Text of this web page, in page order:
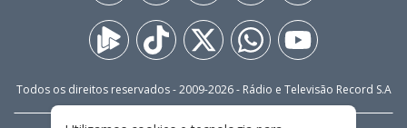
Todos os direitos reservados - 2009-2026- Rádio e Televisão Record S.A